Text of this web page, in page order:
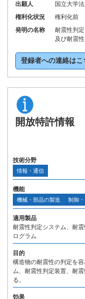
出願人
国立大学
権利化状況
権利化前
発明の名称
耐震性判
及び耐震
登録者への連絡はこ
開放特許情報
技術分野
情報・通信
機能
機械・部品の製造 制御
適用製品
耐震性判定システム、耐
ログラム
目的
構造物の耐震性の判定を
ム、耐震性判定装置、耐
る。
効果